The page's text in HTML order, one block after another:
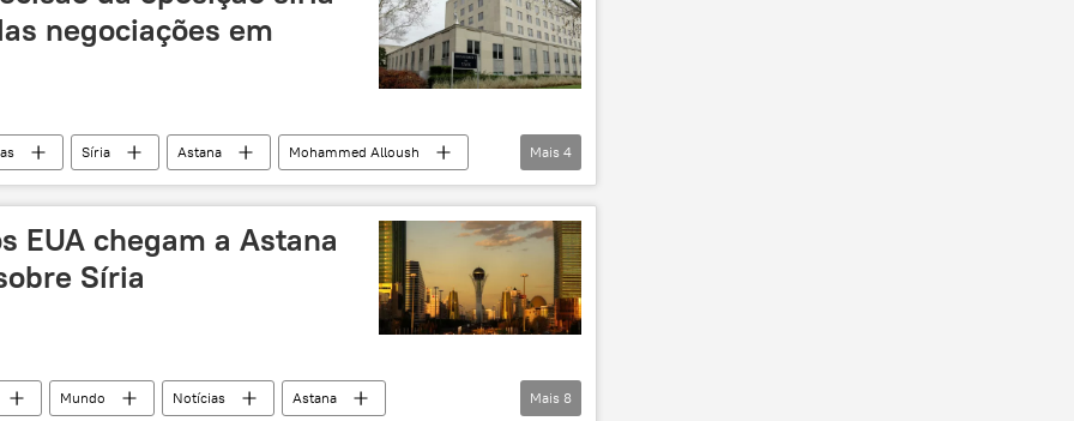
negociações em
Síria Astana
Mohammed Alloush
oposição EUA Rússia
Mais 4
EUA chegam a Astana
Síria
Mundo Notícias
Astana
Mais 8